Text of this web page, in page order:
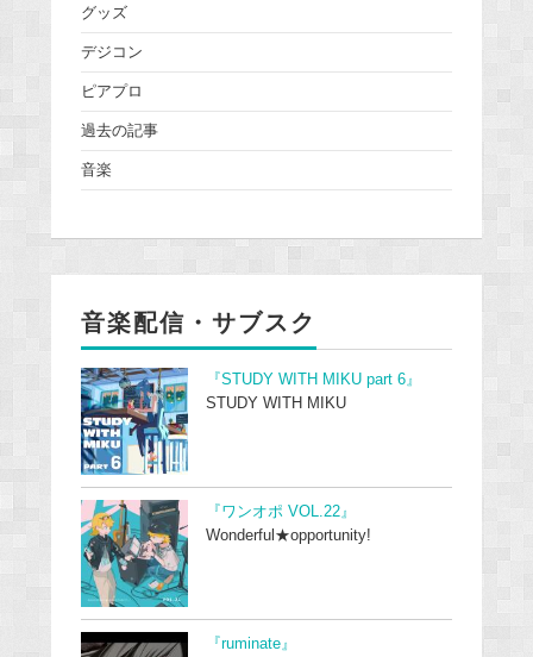
グッズ
デジコン
ピアプロ
過去の記事
音楽
音楽配信・サブスク
『STUDY WITH MIKU part 6』
STUDY WITH MIKU
『ワンオポ VOL.22』
Wonderful★opportunity!
『ruminate』